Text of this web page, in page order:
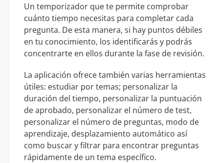
Un temporizador que te permite comprobar
cuánto tiempo necesitas para completar cada
pregunta. De esta manera, si hay puntos débiles
en tu conocimiento, los identificarás y podrás
concentrarte en ellos durante la fase de revisión.
La aplicación ofrece también varias herramientas
útiles: estudiar por temas; personalizar la
duración del tiempo, personalizar la puntuación
de aprobado, personalizar el número de test,
personalizar el número de preguntas, modo de
aprendizaje, desplazamiento automático así
como buscar y filtrar para encontrar preguntas
rápidamente de un tema específico.